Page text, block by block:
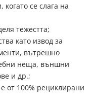
се слага на
тежестта;
като извод за
вътрешно
неща, външни
и др.;
от 100% рециклирани